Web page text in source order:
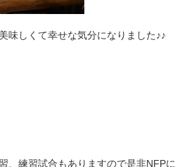
味しくて幸せな気分になりました♪♪
、練習試合もありますので是非NFPに